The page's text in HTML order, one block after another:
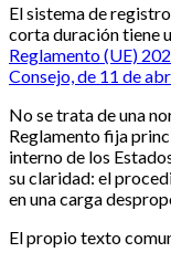
El sistema de
corta duración tiene
Reglamento (UE)
Consejo, de 11 de
No se trata de una
Reglamento fija
interno de los
su claridad: el
en una carga
El propio texto